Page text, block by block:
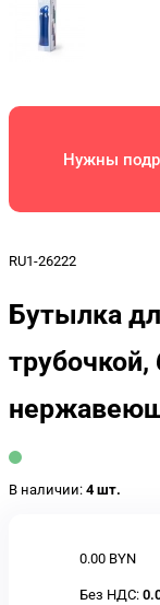
Нужны
RU1-26222
Бутылка
В наличии: 4 шт.
0.00 BYN
Без НДС: